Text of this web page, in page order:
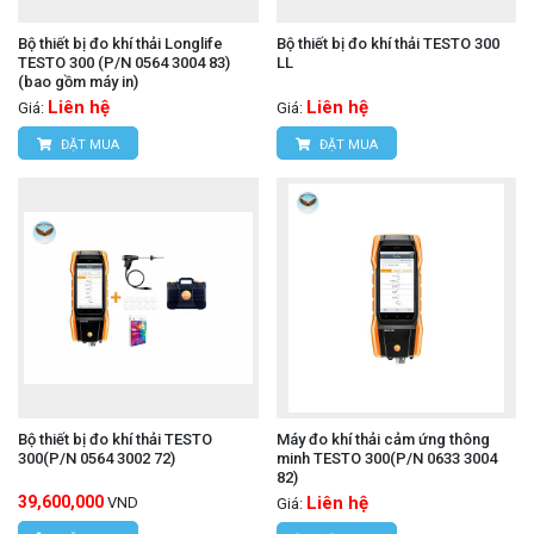
Đo:Bắt đầu quá trình đo và chờ kết quả.
Phân tích dữ liệu:
Xem kết quả đo trên màn hình
hoặc truyền dữ liệu vào máy tính để phân tích sâu
TESTO 330-2 LL
là một công cụ đo lường khí thải
hiện đại, giúp người dùng đánh giá chính xác chất
lượng khí thải và đảm bảo tuân thủ các quy định về
môi trường. Với nhiều tính năng ưu việt, máy đo khí
các chuyên gia và kỹ thuật viên trong lĩnh vực
này. Để mua được b
ộ thiết bị đo khí thải động cơ
Bộ thiết bị đo khí thải Longlife
TESTO 300 (P/N 0564 3004 83)
(bao gồm máy in)
Giá: Liên hệ
ĐẶT MUA
Bộ thiết bị đo khí thải TESTO 300
LL
Giá: Liên hệ
ĐẶT MUA
Bộ thiết bị đo khí thải TESTO
300(P/N 0564 3002 72)
39,600,000 VND
Máy đo khí thải cảm ứng thông
minh TESTO 300(P/N 0633 3004
82)
Giá: Liên hệ